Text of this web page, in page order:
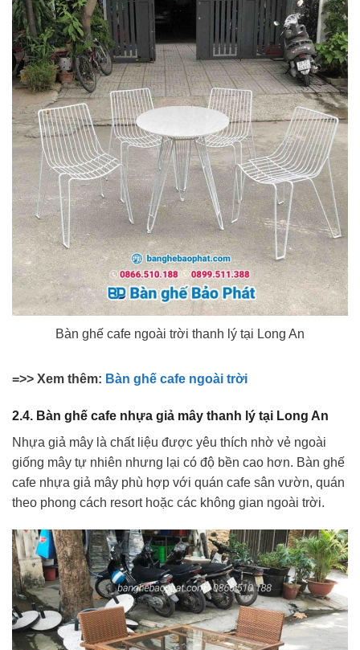
Bàn ghế cafe ngoài trời thanh lý tại Long An
=>> Xem thêm: Bàn ghế cafe ngoài trời
2.4. Bàn ghế cafe nhựa giả mây thanh lý tại Long An
Nhựa giả mây là chất liệu được yêu thích nhờ vẻ ngoài
giống mây tự nhiên nhưng lại có độ bền cao hơn. Bàn ghế
cafe nhựa giả mây phù hợp với quán cafe sân vườn, quán
theo phong cách resort hoặc các không gian ngoài trời.